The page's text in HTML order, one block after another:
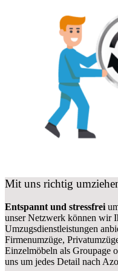
Mit uns richtig
Entspannt und stressfrei
unser Netzwerk können wir
Umzugsdienstleistungen
Firmenumzüge,
Einzelmöbeln als Groupage
uns um jedes Detail nach